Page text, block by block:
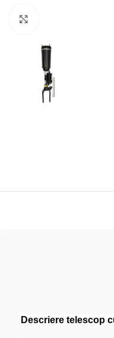
Descriere telescop